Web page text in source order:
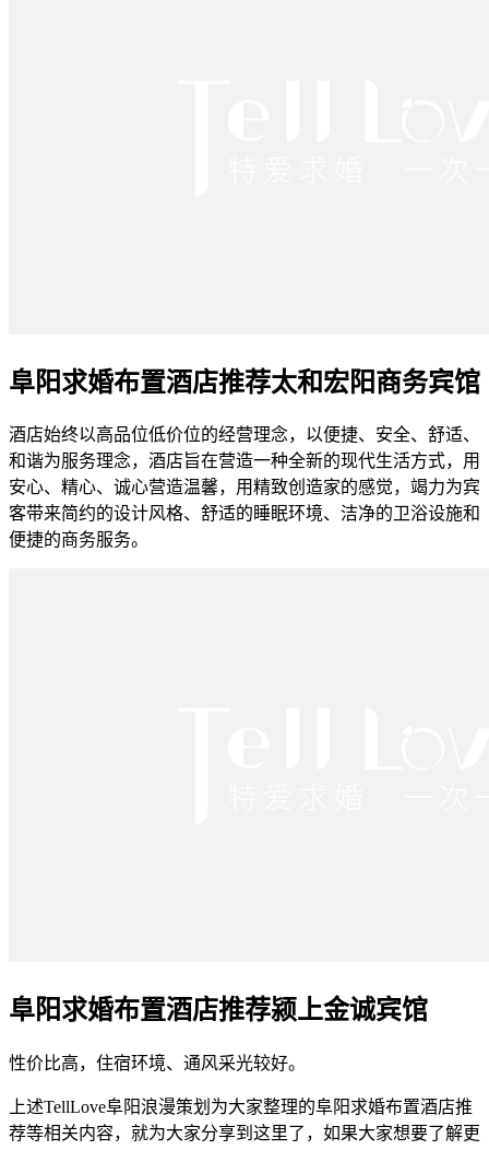
阜阳求婚布置酒店推荐太和宏阳商务宾馆
酒店始终以高品位低价位的经营理念，以便捷、安全、舒适、
和谐为服务理念，酒店旨在营造一种全新的现代生活方式，用
安心、精心、诚心营造温馨，用精致创造家的感觉，竭力为宾
客带来简约的设计风格、舒适的睡眠环境、洁净的卫浴设施和
便捷的商务服务。
阜阳求婚布置酒店推荐颍上金诚宾馆
性价比高，住宿环境、通风采光较好。
上述TellLove阜阳浪漫策划为大家整理的阜阳求婚布置酒店推
荐等相关内容，就为大家分享到这里了，如果大家想要了解更